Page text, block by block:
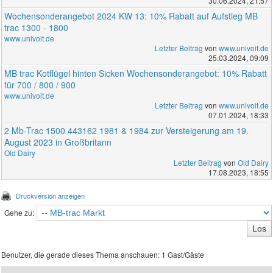
Wochensonderangebot 2024 KW 13: 10% Rabatt auf Aufstieg MB
trac 1300 - 1800
www.univoit.de
Letzter Beitrag von www.univoit.de
25.03.2024, 09:09
MB trac Kotflügel hinten Sicken Wochensonderangebot: 10% Rabatt
für 700 / 800 / 900
www.univoit.de
Letzter Beitrag von www.univoit.de
07.01.2024, 18:33
2 Mb-Trac 1500 443162 1981 & 1984 zur Versteigerung am 19.
August 2023 in Großbritann
Old Dairy
Letzter Beitrag von Old Dairy
17.08.2023, 18:55
Druckversion anzeigen
Gehe zu:
Benutzer, die gerade dieses Thema anschauen: 1 Gast/Gäste